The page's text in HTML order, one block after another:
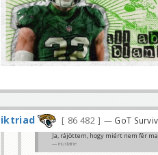
iktriad 86 482 — GoT
Ja, rájöttem, hogy miért nem fér
mustaine